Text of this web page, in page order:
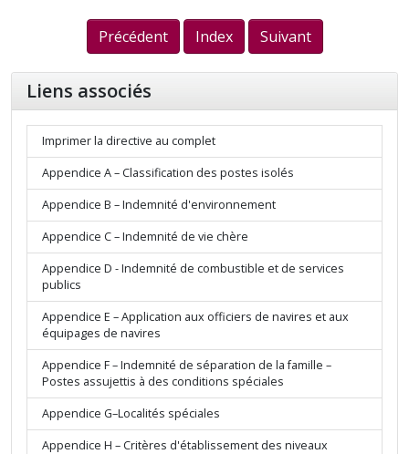
Précédent Index Suivant
Liens associés
Imprimer la directive au complet
Appendice A – Classification des postes isolés
Appendice B – Indemnité d'environnement
Appendice C – Indemnité de vie chère
Appendice D - Indemnité de combustible et de services
publics
Appendice E – Application aux officiers de navires et aux
équipages de navires
Appendice F – Indemnité de séparation de la famille –
Postes assujettis à des conditions spéciales
Appendice G–Localités spéciales
Appendice H – Critères d'établissement des niveaux